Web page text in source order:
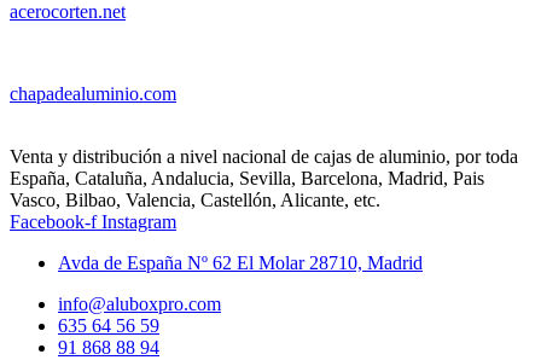
acerocorten.net
chapadealuminio.com
Venta y distribución a nivel nacional de cajas de aluminio, por toda
España, Cataluña, Andalucia, Sevilla, Barcelona, Madrid, Pais
Vasco, Bilbao, Valencia, Castellón, Alicante, etc.
Facebook-f Instagram
Avda de España Nº 62 El Molar 28710, Madrid
info@aluboxpro.com
635 64 56 59
91 868 88 94